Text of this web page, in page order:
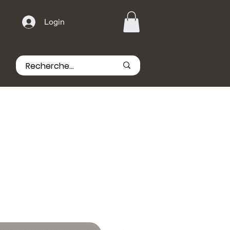
Login